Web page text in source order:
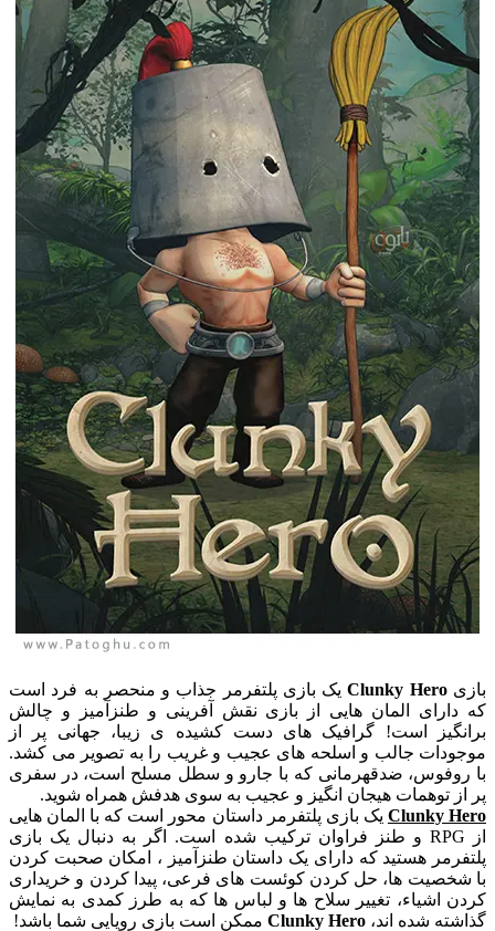
Clunky Hero یک بازی پلتفرمر جذاب و منحصر به فرد است
دارای المان هایی از بازی نقش آفرینی و طنزآمیز و چالش
است! گرافیک های دست کشیده ی زیبا، جهانی پر از
جالب و اسلحه های عجیب و غریب را به تصویر می کشد.
روفوس، ضدقهرمانی که با جارو و سطل مسلح است، در سفری
از توهمات هیجان انگیز و عجیب به سوی هدفش همراه شوید.
Clunkyیک بازی پلتفرمر داستان محور است که با المان هایی
از RPG و طنز فراوان ترکیب شده است. اگر به دنبال یک بازی
هستید که دارای یک داستان طنزآمیز ، امکان صحبت کردن
شخصیت ها، حل کردن کوئست های فرعی، پیدا کردن و خریداری
اشیاء، تغییر سلاح ها و لباس ها که به طرز کمدی به نمایش
شده اند، Clunky Hero ممکن است بازی رویایی شما باشد!